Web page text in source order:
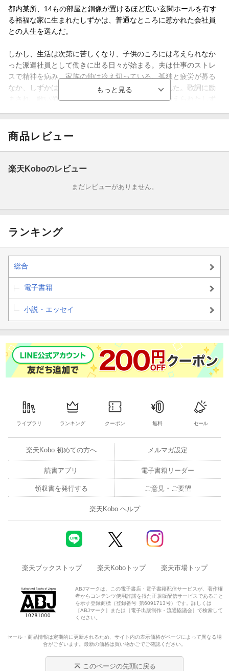
都内某所、14もの部屋と銅像が置けるほど広い玄関ホールを有す
る裕福な家に生まれたしずかは、普通なところに惹かれた会社員
との人生を選んだ。
しかし、生活は次第に苦しくなり、子供のころには考えられなか
った派遣社員として働きに出る日々が始まる。夫は仕事のストレ
スで精神を病み、家族の仲は冷え切っている。孤独と疲労が募る
なか、しずかはふと、ある人が歌う姿に目を奪われた。歌詞に励
まされ、歌い踊る姿に元気をもらい、生きる力を与えられたしず
商品レビュー
楽天Koboのレビュー
まだレビューがありません。
ランキング
総合
電子書籍
小説・エッセイ
ライブラリ ランキング クーポン 無料 セール
楽天Kobo 初めての方へ メルマガ設定
読書アプリ 電子書籍リーダー
領収書を発行する ご意見・ご要望
楽天Kobo ヘルプ
楽天ブックストップ 楽天Koboトップ 楽天市場トップ
ABJマークは、この電子書店・電子書籍配信サービスが、著作権
者からコンテンツ使用許諾を得た正規版配信サービスであること
を示す登録商標（登録番号 第6091713号）です。詳しくは
［ABJマーク］または［電子出版制作・流通協議会］で検索して
ください。
セール・商品情報は定期的に更新されるため、サイト内の表示価格がページによって異なる場
合がございます。最新の価格は買い物かごでご確認ください。
このページの先頭に戻る